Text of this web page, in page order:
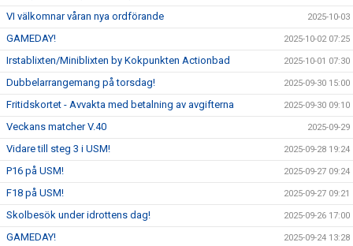
VI välkomnar våran nya ordförande 2025-10-03
GAMEDAY! 2025-10-02 07:25
Irstablixten/Miniblixten by Kokpunkten Actionbad 2025-10-01 07:30
Dubbelarrangemang på torsdag! 2025-09-30 15:00
Fritidskortet - Avvakta med betalning av avgifterna 2025-09-30 09:10
Veckans matcher V.40 2025-09-29
Vidare till steg 3 i USM! 2025-09-28 19:24
P16 på USM! 2025-09-27 09:24
F18 på USM! 2025-09-27 09:21
Skolbesök under idrottens dag! 2025-09-26 17:00
GAMEDAY! 2025-09-24 13:28